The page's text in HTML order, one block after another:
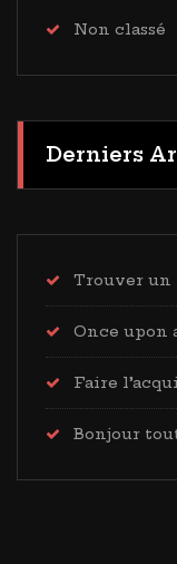
Non classé
Derniers
Trouver un
Once upon
Faire
Bonjour